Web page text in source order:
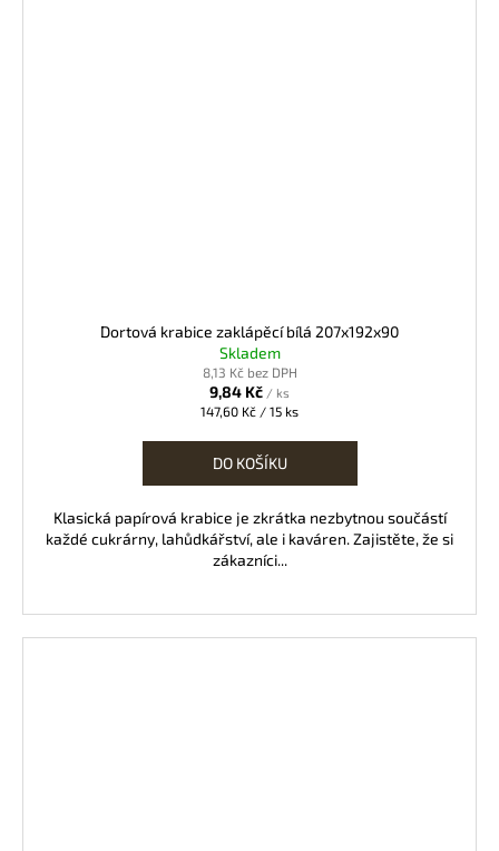
Dortová krabice zaklápěcí bílá 207x192x90
Skladem
8,13 Kč bez DPH
9,84 Kč / ks
Měrná
147,60 Kč / 15 ks
DO KOŠÍKU
Klasická papírová krabice je zkrátka nezbytnou součástí
každé cukrárny, lahůdkářství, ale i kaváren. Zajistěte, že si
zákazníci...